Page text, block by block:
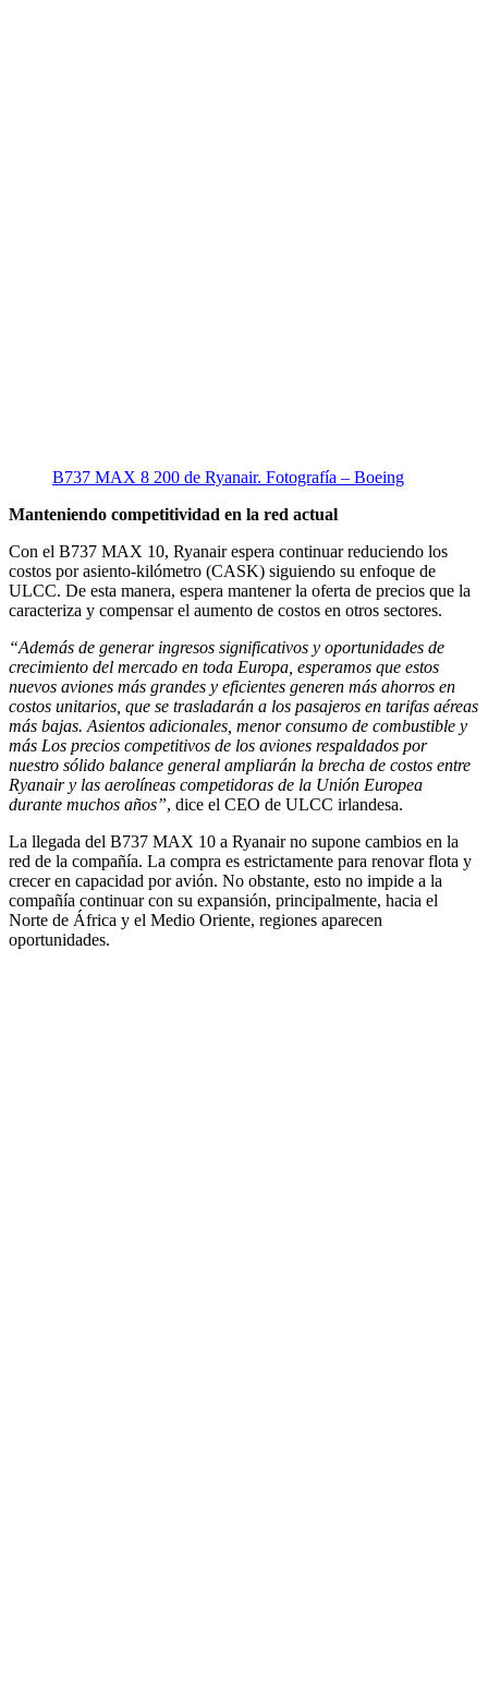
B737 MAX 8 200 de Ryanair. Fotografía – Boeing
Manteniendo competitividad en la red actual
Con el B737 MAX 10, Ryanair espera continuar reduciendo los
costos por asiento-kilómetro (CASK) siguiendo su enfoque de
ULCC. De esta manera, espera mantener la oferta de precios que la
caracteriza y compensar el aumento de costos en otros sectores.
“Además de generar ingresos significativos y oportunidades de
crecimiento del mercado en toda Europa, esperamos que estos
nuevos aviones más grandes y eficientes generen más ahorros en
costos unitarios, que se trasladarán a los pasajeros en tarifas aéreas
más bajas. Asientos adicionales, menor consumo de combustible y
más Los precios competitivos de los aviones respaldados por
nuestro sólido balance general ampliarán la brecha de costos entre
Ryanair y las aerolíneas competidoras de la Unión Europea
durante muchos años”, dice el CEO de ULCC irlandesa.
La llegada del B737 MAX 10 a Ryanair no supone cambios en la
red de la compañía. La compra es estrictamente para renovar flota y
crecer en capacidad por avión. No obstante, esto no impide a la
compañía continuar con su expansión, principalmente, hacia el
Norte de África y el Medio Oriente, regiones aparecen
oportunidades.